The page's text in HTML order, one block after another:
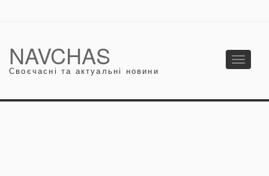
NAVCHAS
Своєчасні та актуальні новини
Toggle